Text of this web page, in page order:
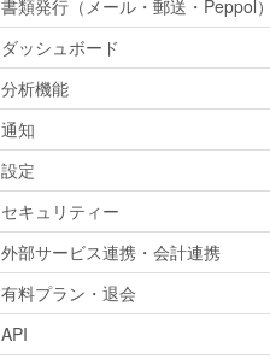
書類発行（メール・郵送・Peppol）
ダッシュボード
分析機能
通知
設定
セキュリティー
外部サービス連携・会計連携
有料プラン・退会
API